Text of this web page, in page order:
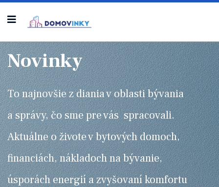
Novinky
To najnovšie z diania v oblasti bývania
a správy, čo sme pre vás spracovali.
Aktuálne o živote v bytových domoch,
financiách, nákladoch na bývanie,
úsporách energií a zvyšovaní komfortu